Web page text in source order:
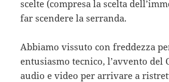
scelte (compresa la scelta
far scendere la serranda.
Abbiamo vissuto con freddezza
entusiasmo tecnico, l’avvento del
audio e video per arrivare a